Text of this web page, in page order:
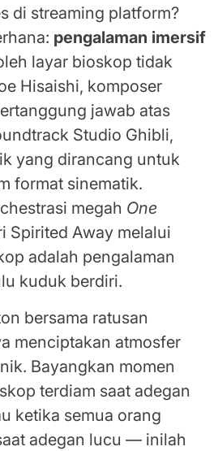
di streaming platform?
pengalaman imersif
layar bioskop tidak
Hisaishi, komposer
jawab atas
Studio Ghibli,
yang dirancang untuk
format sinematik.
megah One
Spirited Away melalui
adalah pengalaman
kuduk berdiri.
bersama ratusan
menciptakan atmosfer
Bayangkan momen
terdiam saat adegan
ketika semua orang
adegan lucu — inilah